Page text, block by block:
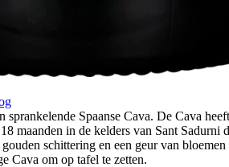
sprankelende Spaanse Cava. De Cava
maanden in de kelders van Sant Sadurni
schittering en een geur van bloemen
Cava om op tafel te zetten.